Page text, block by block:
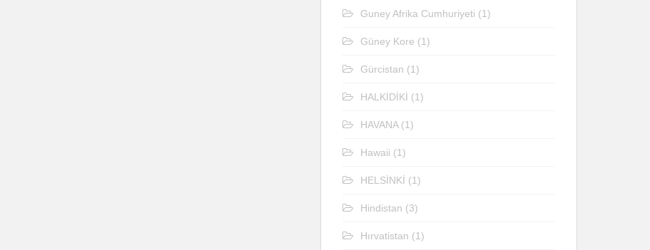
Guney Afrika Cumhuriyeti (1)
Güney Kore (1)
Gürcistan (1)
HALKİDİKİ (1)
HAVANA(1)
Hawaii (1)
HELSİNKİ (1)
Hindistan (3)
Hırvatistan (1)